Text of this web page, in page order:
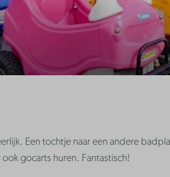
Een tochtje naar een andere
gocarts huren. Fantastisch!